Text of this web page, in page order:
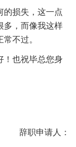
的损失，这一点
多，而像我这样
不过。
！也祝毕总您身
辞职申请人：